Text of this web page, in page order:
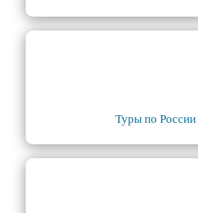
Туры по России